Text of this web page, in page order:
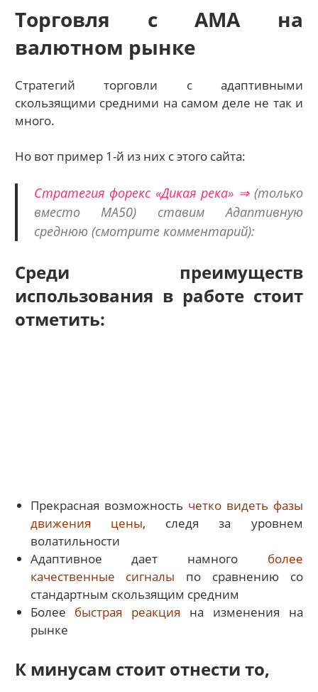
Торговля с АМА на
валютном рынке
Стратегий торговли с адаптивными
скользящими средними на самом деле не так и
много.
Но вот пример 1-й из них с этого сайта:
Стратегия форекс «Дикая река» ⇒(только
вместо МА50) ставим Адаптивную
среднюю (смотрите комментарий):
Среди преимуществ
использования в работе стоит
отметить:
Прекрасная возможность четко видеть фазы
движения цены, следя за уровнем
волатильности
Адаптивное дает намного более
качественные сигналы по сравнению со
стандартным скользящим средним
Более быстрая реакция на изменения на
рынке
К минусам стоит отнести то,